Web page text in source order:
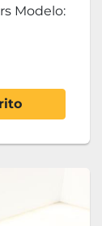
Modelo: